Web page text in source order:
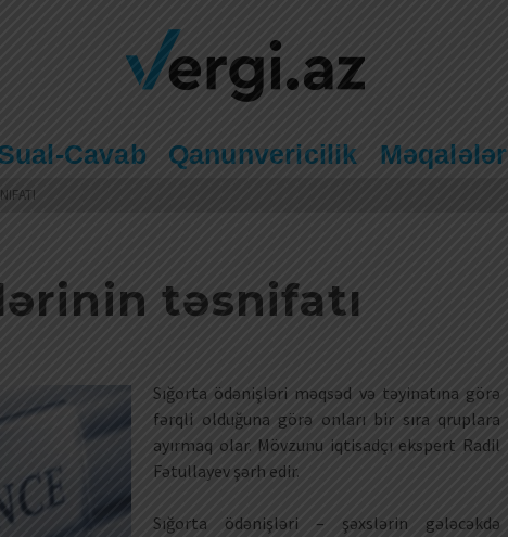
Cavab Qanunvericilik Məqalələr
təsnifatı
Sığorta ödənişləri məqsəd və təyinatına görə
fərqli olduğuna görə onları bir sıra qruplara
ayırmaq olar. Mövzunu iqtisadçı ekspert Radil
Fətullayev şərh edir.
Sığorta ödənişləri – şəxslərin gələcəkdə